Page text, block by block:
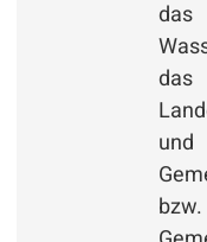
das
das
und
bzw.